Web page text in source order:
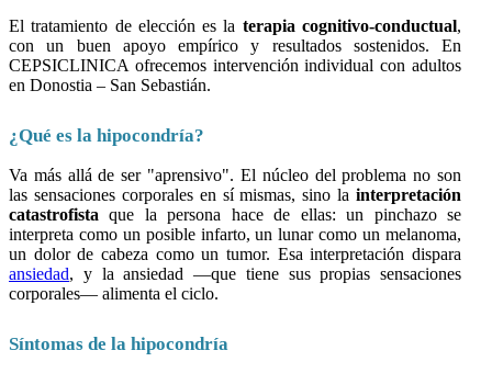
El tratamiento de elección es la terapia cognitivo-conductual,
con un buen apoyo empírico y resultados sostenidos. En
CEPSICLINICA ofrecemos intervención individual con adultos
en Donostia – San Sebastián.
¿Qué es la hipocondría?
Va más allá de ser "aprensivo". El núcleo del problema no son
las sensaciones corporales en sí mismas, sino la interpretación
catastrofista que la persona hace de ellas: un pinchazo se
interpreta como un posible infarto, un lunar como un melanoma,
un dolor de cabeza como un tumor. Esa interpretación dispara
ansiedad, y la ansiedad —que tiene sus propias sensaciones
corporales— alimenta el ciclo.
Síntomas de la hipocondría